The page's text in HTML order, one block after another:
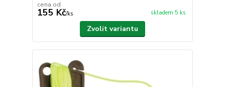
cena od
155 Kč/ks skladem 5 ks
Zvolit variantu